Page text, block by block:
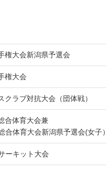
権大会新潟県予選会
権大会
ラブ対抗大会（団体戦）
合体育大会兼
合体育大会新潟県予選会(女子）
ーキット大会